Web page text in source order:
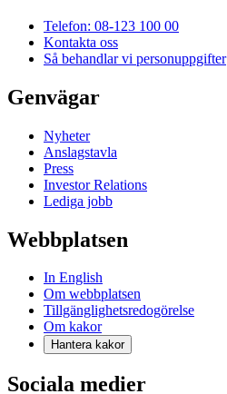
Telefon: 08-123 100 00
Kontakta oss
Så behandlar vi personuppgifter
Genvägar
Nyheter
Anslagstavla
Press
Investor Relations
Lediga jobb
Webbplatsen
In English
Om webbplatsen
Tillgänglighetsredogörelse
Om kakor
Hantera kakor
Sociala medier